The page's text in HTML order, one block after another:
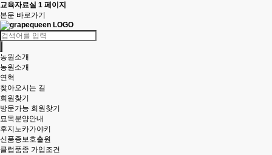
교육자료실 1 페이지
본문 바로가기
농원소개
농원소개
연혁
찾아오시는 길
회원찾기
방문가능 회원찾기
묘목분양안내
후지노카가야키
신품종보호출원
클럽품종 가입조건